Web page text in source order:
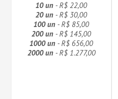
10 un - R$ 22,00
20 un - R$ 30,00
100 un - R$ 85,00
200 un - R$ 145,00
1000 un - R$ 656,00
2000 un- R$ 1.277,00